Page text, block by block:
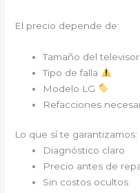
El precio depende de:
Tamaño del televisor
Tipo de falla
Modelo LG
Refacciones
Lo que sí te garantizamos:
Diagnóstico claro
Precio antes de
Sin costos ocultos